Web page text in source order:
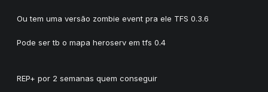
Ou tem uma versão zombie event pra ele TFS 0.3.6
Pode ser tb o mapa heroserv em tfs 0.4
REP+ por 2 semanas quem conseguir